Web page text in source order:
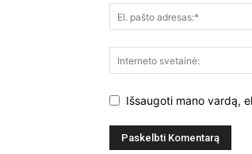
Išsaugoti mano vardą,